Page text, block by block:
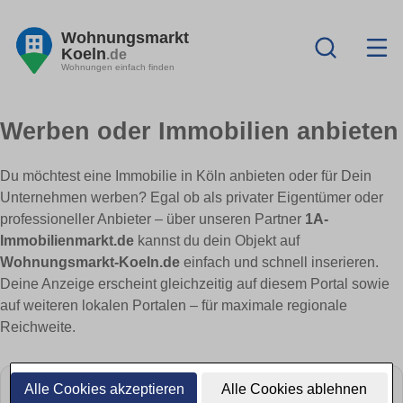
Alle Cookies akzeptieren Alle Cookies ablehnen
Wohnungsmarkt
Koeln.de
Wohnungen einfach finden
Werben oder Immobilien anbieten
Du möchtest eine Immobilie in Köln anbieten oder für Dein
Unternehmen werben? Egal ob als privater Eigentümer oder
professioneller Anbieter – über unseren Partner 1A-
Immobilienmarkt.de kannst du dein Objekt auf
Wohnungsmarkt-Koeln.de einfach und schnell inserieren.
Deine Anzeige erscheint gleichzeitig auf diesem Portal sowie
auf weiteren lokalen Portalen – für maximale regionale
Reichweite.